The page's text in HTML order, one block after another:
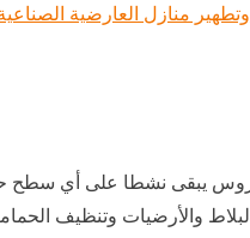
منازل العارضية
يبقى نشطا على أي سطح
والأرضيات وتنظيف